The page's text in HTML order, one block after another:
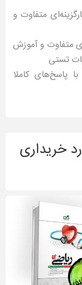
پرسش چهارگزینه‌ای متفاوت و
متفاوت و آموزش
تستی
پاسخ‌های کاملا
خریداری